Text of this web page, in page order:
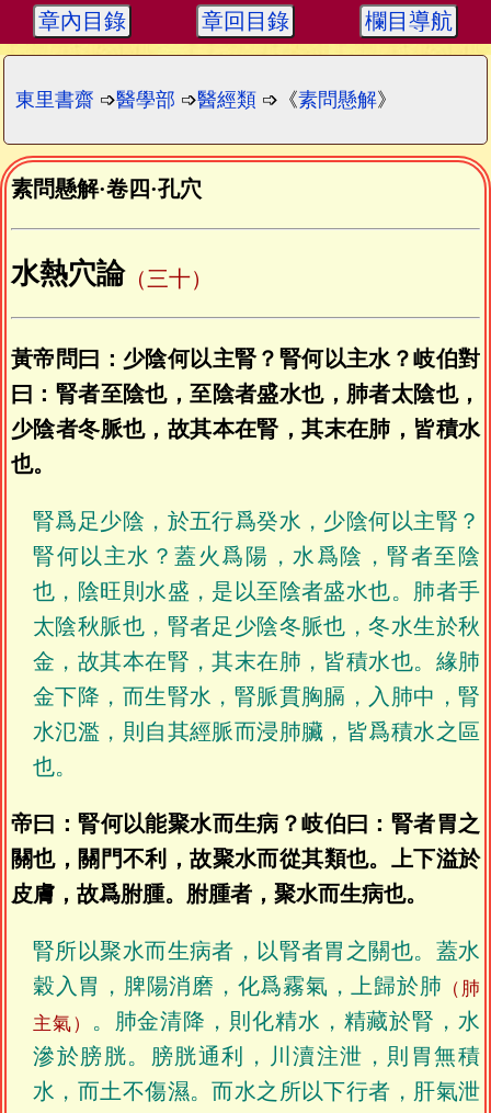
章內目錄 章回目錄 欄目導航
東里書齋 ➩醫學部 ➩醫經類 ➩《素問懸解》
素問懸解·卷四·孔穴
水熱穴論（三十）
黃帝問曰：少陰何以主腎？腎何以主水？岐伯對
曰：腎者至陰也，至陰者盛水也，肺者太陰也，
少陰者冬脈也，故其本在腎，其末在肺，皆積水
也。
腎爲足少陰，於五行爲癸水，少陰何以主腎？
腎何以主水？蓋火爲陽，水爲陰，腎者至陰
也，陰旺則水盛，是以至陰者盛水也。肺者手
太陰秋脈也，腎者足少陰冬脈也，冬水生於秋
金，故其本在腎，其末在肺，皆積水也。緣肺
金下降，而生腎水，腎脈貫胸膈，入肺中，腎
水氾濫，則自其經脈而浸肺臟，皆爲積水之區
也。
帝曰：腎何以能聚水而生病？岐伯曰：腎者胃之
關也，關門不利，故聚水而從其類也。上下溢於
皮膚，故爲胕腫。胕腫者，聚水而生病也。
腎所以聚水而生病者，以腎者胃之關也。蓋水
穀入胃，脾陽消磨，化爲霧氣，上歸於肺 （肺
主氣）
。肺金清降，則化精水，精藏於腎，水
滲於膀胱。膀胱通利，川瀆注泄，則胃無積
水，而土不傷濕。而水之所以下行者，肝氣泄